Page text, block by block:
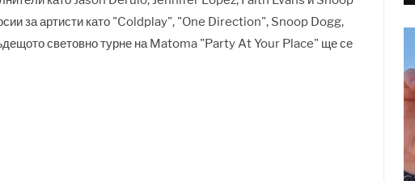
за артисти като "Coldplay", "One Direction", Snoop Dogg,
световно турне на Matoma "Party At Your Place" ще се